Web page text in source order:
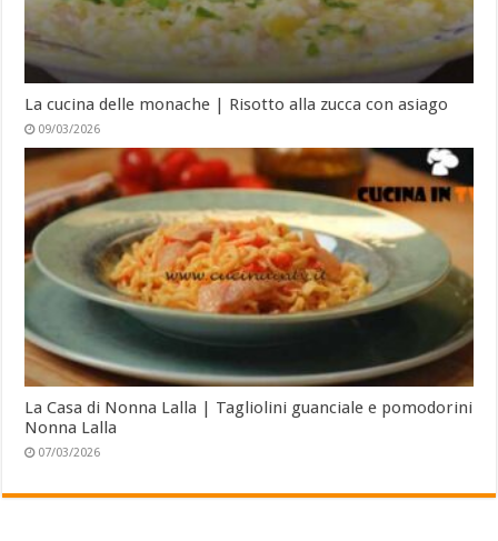
La cucina delle monache | Risotto alla zucca con asiago
09/03/2026
La Casa di Nonna Lalla | Tagliolini guanciale e pomodorini
Nonna Lalla
07/03/2026